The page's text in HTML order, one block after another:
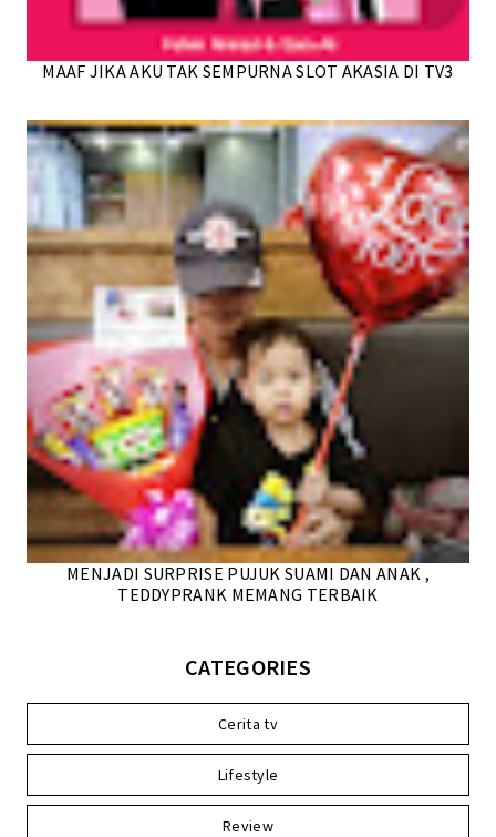
MAAF JIKA AKU TAK SEMPURNA SLOT AKASIA DI TV3
MENJADI SURPRISE PUJUK SUAMI DAN ANAK ,
TEDDYPRANK MEMANG TERBAIK
CATEGORIES
Cerita tv
Lifestyle
Review